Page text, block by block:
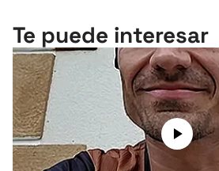
Te puede interesar